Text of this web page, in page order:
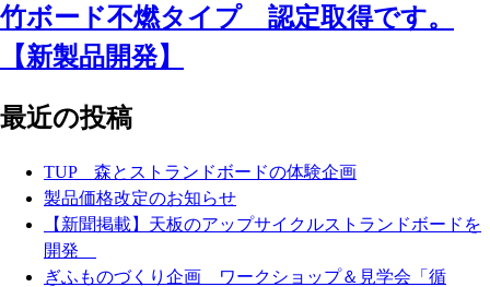
竹ボード不燃タイプ 認定取得です。
【新製品開発】
最近の投稿
TUP 森とストランドボードの体験企画
製品価格改定のお知らせ
【新聞掲載】天板のアップサイクルストランドボードを
開発
ぎふものづくり企画 ワークショップ＆見学会「循